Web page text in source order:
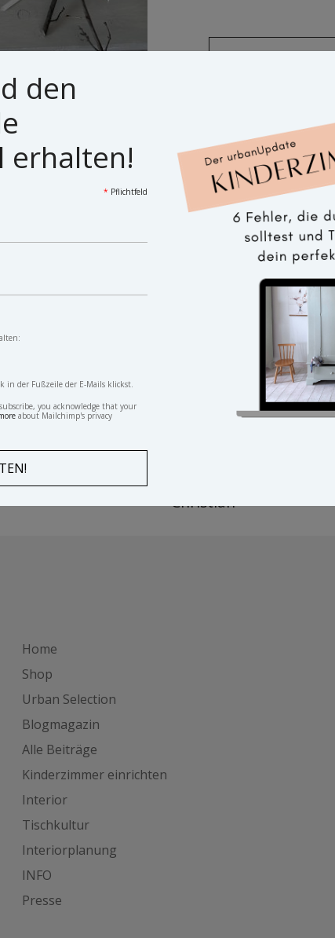
KONTAKT AUFNEHMEN
Adele
Christian
Home
Shop
Urban Selection
Blogmagazin
Alle Beiträge
Kinderzimmer einrichten
Interior
Tischkultur
Interiorplanung
INFO
Presse
den
erhalten!
* Pflichtfeld
der Fußzeile der E-Mails klickst.
you acknowledge that your
about Mailchimp's privacy